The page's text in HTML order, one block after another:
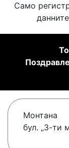
Само
Монтана
бул. „3-ти